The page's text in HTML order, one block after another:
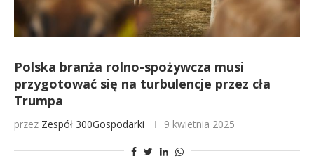
Polska branża rolno-spożywcza musi
przygotować się na turbulencje przez cła
Trumpa
przez Zespół 300Gospodarki 9 kwietnia 2025